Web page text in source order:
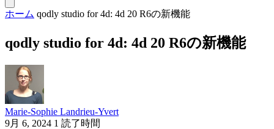
ホーム qodly studio for 4d: 4d 20 R6の新機能
qodly studio for 4d: 4d 20 R6の新機能
Marie-Sophie Landrieu-Yvert
9月 6, 2024 1 読了時間